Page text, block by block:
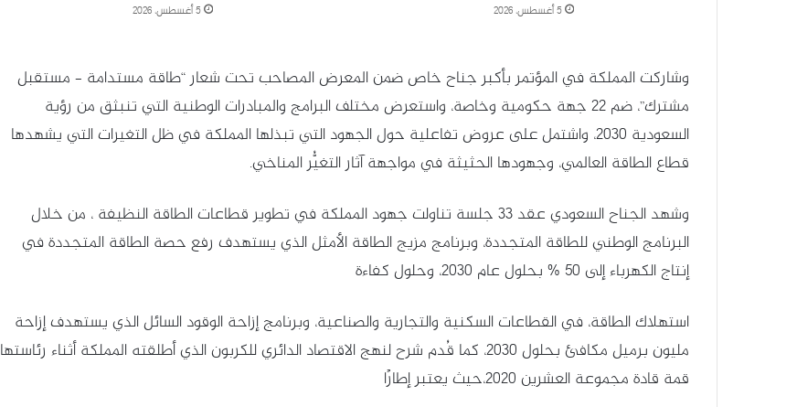
5 أغسطس، 2026 5 أغسطس، 2026
وشاركت المملكة في المؤتمر بأكبر جناح خاص ضمن المعرض المصاحب تحت شعار “طاقة مستدامة – مستقبل
مشترك”، ضم 22 جهة حكومية وخاصة، واستعرض مختلف البرامج والمبادرات الوطنية التي تنبثق من رؤية
السعودية 2030، واشتمل على عروض تفاعلية حول الجهود التي تبذلها المملكة في ظل التغيرات التي يشهدها
قطاع الطاقة العالمي، وجهودها الحثيثة في مواجهة آثار التغيُّر المناخي.
وشهد الجناح السعودي عقد 33 جلسة تناولت جهود المملكة في تطوير قطاعات الطاقة النظيفة ، من خلال
البرنامج الوطني للطاقة المتجددة، وبرنامج مزيج الطاقة الأمثل الذي يستهدف رفع حصة الطاقة المتجددة في
إنتاج الكهرباء إلى 50 % بحلول عام 2030، وحلول كفاءة
استهلاك الطاقة، في القطاعات السكنية والتجارية والصناعية، وبرنامج إزاحة الوقود السائل الذي يستهدف إزاحة
مليون برميل مكافئ بحلول 2030، كما قُدم شرح لنهج الاقتصاد الدائري للكربون الذي أطلقته المملكة أثناء رئاستها
قمة قادة مجموعة العشرين 2020،حيث يعتبر إطارًا